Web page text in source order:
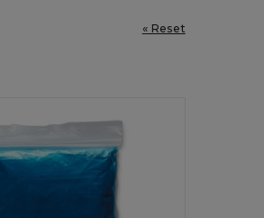
« Reset